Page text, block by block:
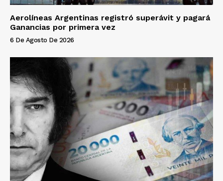
Aerolíneas Argentinas registró superávit y pagará
Ganancias por primera vez
6 De Agosto De 2026